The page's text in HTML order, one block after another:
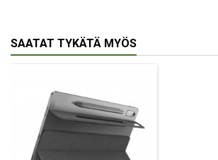
SAATAT TYKÄTÄ MYÖS